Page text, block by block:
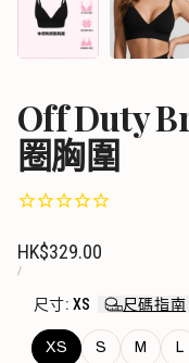
Off Duty
圈胸圍
HK$329.00
TRANSLATION
/TRANSLATION
ZH-尺寸: XS 尺碼指南
XS S M L